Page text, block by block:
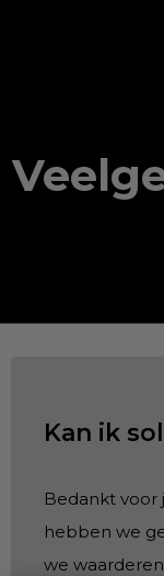
Kan ik
Bedankt voor
hebben we
we